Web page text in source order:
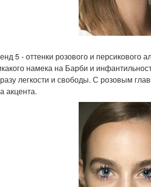
5 - оттенки розового и персикового
намека на Барби и
легкости и свободы. С розовым
акцента.